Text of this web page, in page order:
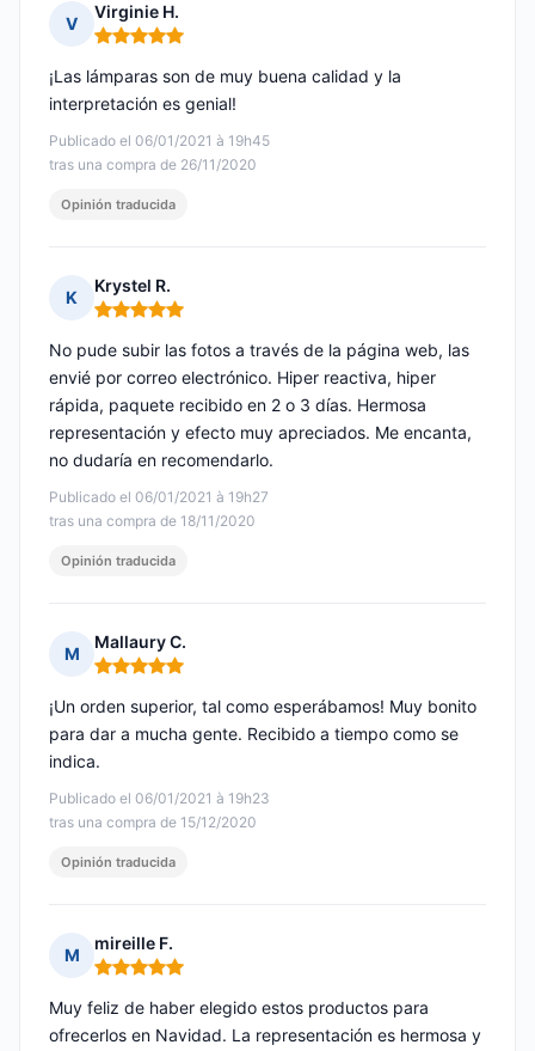
V
Virginie H.
Nota: 5 de 5
Publicado el 06/01/2021 à 19h45
tras una compra de 26/11/2020
¡Las lámparas son de muy buena calidad y la
interpretación es genial!
Opinión traducida
K
Krystel R.
Nota: 5 de 5
Publicado el 06/01/2021 à 19h27
tras una compra de 18/11/2020
No pude subir las fotos a través de la página web, las
envié por correo electrónico. Hiper reactiva, hiper
rápida, paquete recibido en 2 o 3 días. Hermosa
representación y efecto muy apreciados. Me encanta,
no dudaría en recomendarlo.
Opinión traducida
M
Mallaury C.
Nota: 5 de 5
Publicado el 06/01/2021 à 19h23
tras una compra de 15/12/2020
¡Un orden superior, tal como esperábamos! Muy bonito
para dar a mucha gente. Recibido a tiempo como se
indica.
Opinión traducida
M
mireille F.
Nota: 5 de 5
Muy feliz de haber elegido estos productos para
ofrecerlos en Navidad. La representación es hermosa y